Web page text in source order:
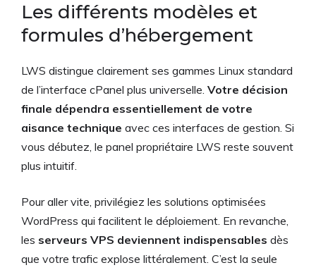
Les différents modèles et
formules d’hébergement
LWS distingue clairement ses gammes Linux standard
de l’interface cPanel plus universelle. Votre décision
finale dépendra essentiellement de votre
aisance technique avec ces interfaces de gestion. Si
vous débutez, le panel propriétaire LWS reste souvent
plus intuitif.
Pour aller vite, privilégiez les solutions optimisées
WordPress qui facilitent le déploiement. En revanche,
les serveurs VPS deviennent indispensables dès
que votre trafic explose littéralement. C’est la seule